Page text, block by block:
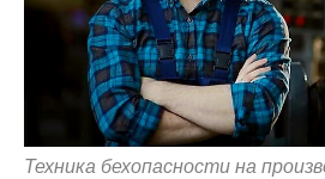
Техника бехопасности на